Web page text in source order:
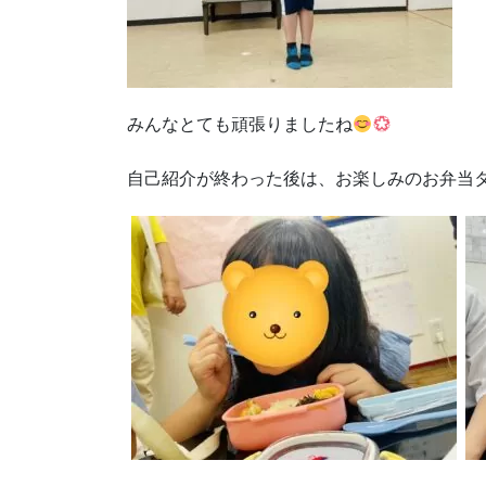
みんなとても頑張りましたね
自己紹介が終わった後は、お楽しみのお弁当